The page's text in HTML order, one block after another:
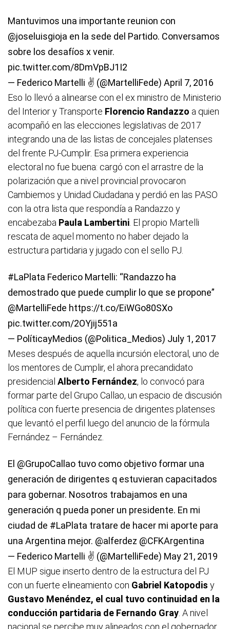
Mantuvimos una importante reunion con
@joseluisgioja en la sede del Partido. Conversamos
sobre los desafíos x venir.
pic.twitter.com/8DmVpBJ1I2
— Federico Martelli ✌ (@MartelliFede) April 7, 2016
Eso lo llevó a alinearse con el ex ministro de Ministerio
del Interior y Transporte Florencio Randazzo a quien
acompañó en las elecciones legislativas de 2017
integrando una de las listas de concejales platenses
del frente PJ-Cumplir. Esa primera experiencia
electoral no fue buena: cargó con el arrastre de la
polarización que a nivel provincial provocaron
Cambiemos y Unidad Ciudadana y perdió en las PASO
con la otra lista que respondía a Randazzo y
encabezaba Paula Lambertini . El propio Martelli
rescata de aquel momento no haber dejado la
estructura partidaria y jugado con el sello PJ.
#LaPlata Federico Martelli: “Randazzo ha
demostrado que puede cumplir lo que se propone”
@MartelliFede https://t.co/EiWGo80SXo
pic.twitter.com/2OYjij551a
— PolíticayMedios (@Politica_Medios) July 1, 2017
Meses después de aquella incursión electoral, uno de
los mentores de Cumplir, el ahora precandidato
presidencial Alberto Fernández, lo convocó para
formar parte del Grupo Callao, un espacio de discusión
política con fuerte presencia de dirigentes platenses
que levantó el perfil luego del anuncio de la fórmula
Fernández – Fernández.
El @GrupoCallao tuvo como objetivo formar una
generación de dirigentes q estuvieran capacitados
para gobernar. Nosotros trabajamos en una
generación q pueda poner un presidente. En mi
ciudad de #LaPlata tratare de hacer mi aporte para
una Argentina mejor. @alferdez @CFKArgentina
— Federico Martelli ✌ (@MartelliFede) May 21, 2019
El MUP sigue inserto dentro de la estructura del PJ
con un fuerte elineamiento con Gabriel Katopodis y
Gustavo Menéndez, el cual tuvo continuidad en la
conducción partidaria de Fernando Gray . A nivel
nacional se percibe muy alineados con el gobernador